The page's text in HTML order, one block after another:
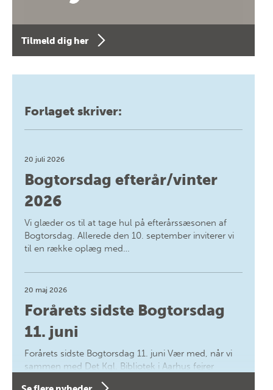
Tilmeld dig her
Forlaget skriver:
20 juli 2026
Bogtorsdag efterår/vinter
2026
Vi glæder os til at tage hul på efterårssæsonen af
Bogtorsdag. Allerede den 10. september inviterer vi
til en række oplæg med…
20 maj 2026
Forårets sidste Bogtorsdag
11. juni
Forårets sidste Bogtorsdag 11. juni Vær med, når vi
sammen med Det Kgl. Bibliotek i Aarhus fejrer
forfatterne bag vores nyes…